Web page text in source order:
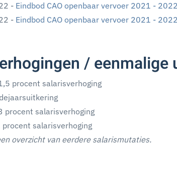
- Eindbod CAO openbaar vervoer 2021 -
- Eindbod CAO openbaar vervoer 2021 -
/ eenmalige
procent salarisverhoging
salarisverhoging
salarisverhoging
overzicht van eerdere salarismutaties.